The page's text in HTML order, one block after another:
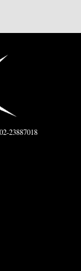
23887018